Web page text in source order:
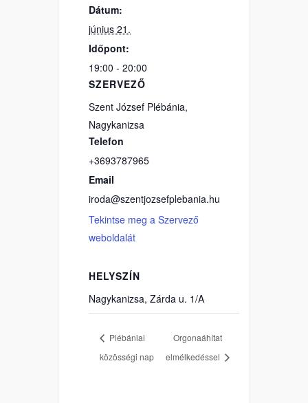
Dátum:
június 21.
Időpont:
19:00 - 20:00
SZERVEZŐ
Szent József Plébánia,
Nagykanizsa
Telefon
+3693787965
Email
iroda@szentjozsefplebania.hu
Tekintse meg a Szervező
weboldalát
HELYSZÍN
Nagykanizsa, Zárda u. 1/A
Plébániai
közösségi nap
Orgonaáhítat
elmélkedéssel